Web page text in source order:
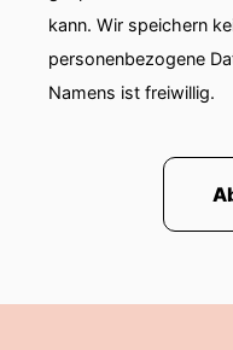
kann. Wir speichern
personenbezogene
Namens ist freiwillig.